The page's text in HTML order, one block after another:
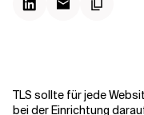
TLS sollte für jede
bei der Einrichtung